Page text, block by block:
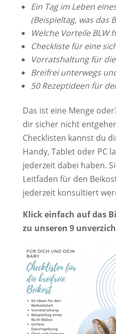
Ein Tag im Leben
(Beispieltag, was das
Welche Vorteile BLW
Checkliste für eine
Vorratshaltung für
Breifrei unterwegs
50 Rezeptideen für
Das ist eine Menge
dir sicher nicht
Checklisten kannst du
Handy, Tablet oder PC
jederzeit dabei haben.
Leitfaden für den
jederzeit konsultiert
Klick einfach auf das
zu unseren 9